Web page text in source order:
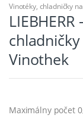
Vinotéky, chladničky
Vinothek
Maximálny počet